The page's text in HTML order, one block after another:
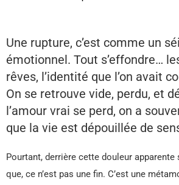
Une rupture, c’est comme un
émotionnel. Tout s’effondre…
rêves, l’identité que l’on avait
On se retrouve vide, perdu, et
l’amour vrai se perd, on a
que la vie est dépouillée de
Pourtant, derrière cette douleur apparente
que, ce n’est pas une fin. C’est une